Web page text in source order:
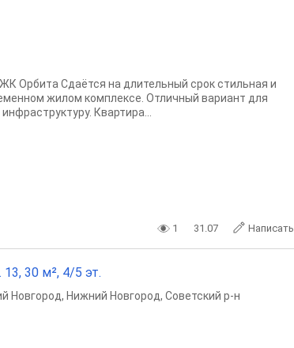
Орбита Сдаётся на длительный срок стильная и
жилом комплексе. Отличный вариант для
Квартира...
1 31.07 Написать
30 м², 4/5 эт.
Новгород, Нижний Новгород, Советский р-н